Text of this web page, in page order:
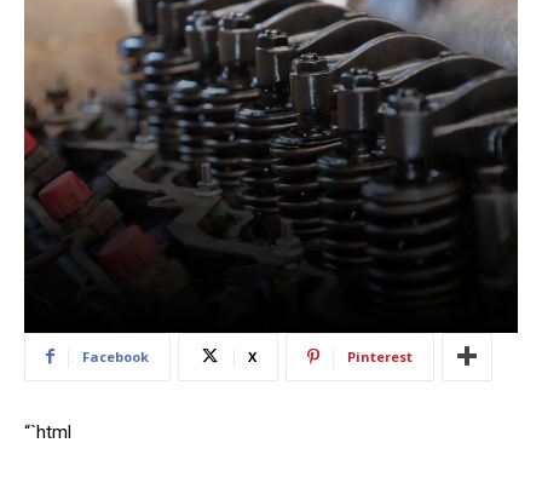
Facebook X Pinterest
“`html